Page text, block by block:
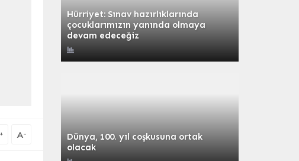
+ A-
Hürriyet: Sınav hazırlıklarında
çocuklarımızın yanında olmaya
devam edeceğiz
Dünya, 100. yıl coşkusuna ortak
olacak